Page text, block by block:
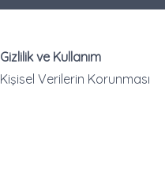
Gizlilik ve Kullanım
Kişisel Verilerin Korunması